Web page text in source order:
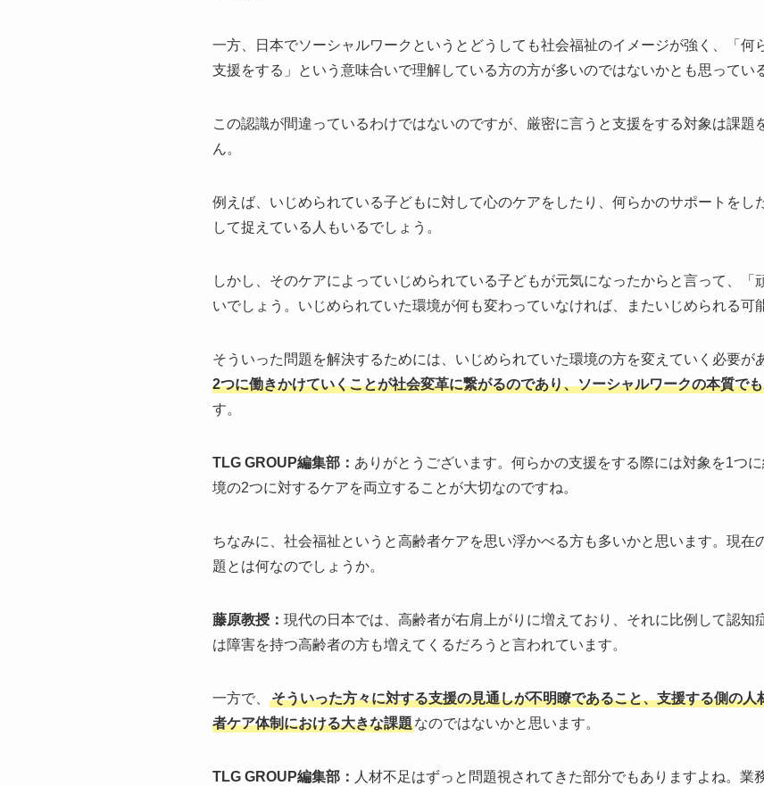
一方、日本でソーシャルワークというとどうしても社会福祉のイメージが強く、「何
支援をする」という意味合いで理解している方の方が多いのではないかとも思ってい
この認識が間違っているわけではないのですが、厳密に言うと支援をする対象は課題
ん。
例えば、いじめられている子どもに対して心のケアをしたり、何らかのサポートをし
して捉えている人もいるでしょう。
しかし、そのケアによっていじめられている子どもが元気になったからと言って、「
いでしょう。いじめられていた環境が何も変わっていなければ、またいじめられる可
そういった問題を解決するためには、いじめられていた環境の方を変えていく必要が
2つに働きかけていくことが社会変革に繋がるのであり、ソーシャルワークの本質で
す。
TLG GROUP編集部： ありがとうございます。何らかの支援をする際には対象を1つ
境の2つに対するケアを両立することが大切なのですね。
ちなみに、社会福祉というと高齢者ケアを思い浮かべる方も多いかと思います。現在
題とは何なのでしょうか。
藤原教授： 現代の日本では、高齢者が右肩上がりに増えており、それに比例して認知
は障害を持つ高齢者の方も増えてくるだろうと言われています。
一方で、
そういった方々に対する支援の見通しが不明瞭であること、支援する側の
者ケア体制における大きな課題なのではないかと思います。
TLG GROUP編集部： 人材不足はずっと問題視されてきた部分でもありますよね。業